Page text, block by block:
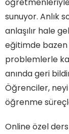
sunuyor. Anlık
anlaşılır hale
eğitimde bazen
problemlerle
anında geri
Öğrenciler, neyi
öğrenme
Online özel